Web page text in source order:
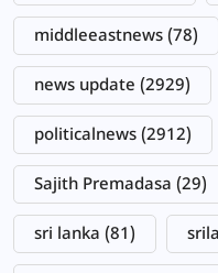
middleeastnews (78)
news update (2929)
politicalnews (2912)
Sajith Premadasa (29)
sri lanka (81)